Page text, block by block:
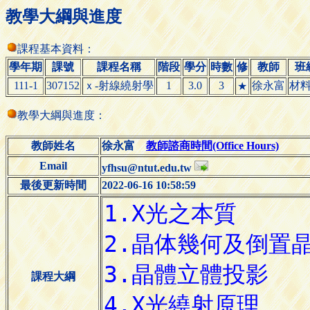
教學大綱與進度
課程基本資料：
學年期
課號 課程名稱 階段 學分 時數 修 教師
班
111-1
307152 ｘ-射線繞射學 1 3.0 3 ★ 徐永富 材
教學大綱與進度：
教師姓名 徐永富教師諮商時間(Office Hours)
Email
yfhsu@ntut.edu.tw
最後更新時間
2022-06-16 10:58:59
課程大綱